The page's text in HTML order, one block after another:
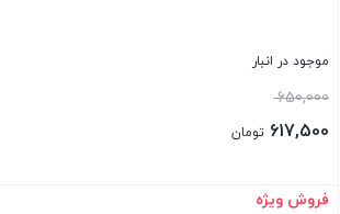
موجود در انبار
650,000قیمت
اصلی:
بود.
617,500 تومان
فعلی:
بستن
فروش ویژه